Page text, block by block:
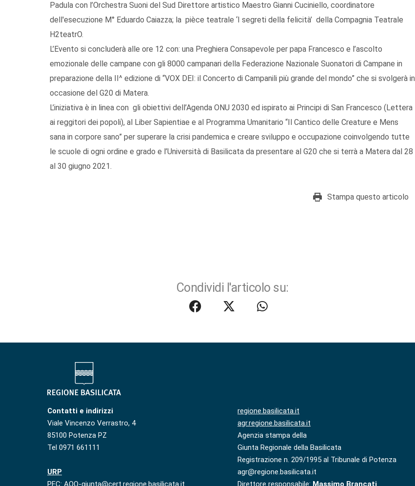
Padula con l’Orchestra Suoni del Sud Direttore artistico Maestro Gianni Cuciniello, coordinatore
dell'esecuzione M° Eduardo Caiazza; la pièce teatrale ‘I segreti della felicità’ della Compagnia Teatrale
H2teatrO.
L’Evento si concluderà alle ore 12 con: una Preghiera Consapevole per papa Francesco e l’ascolto
emozionale delle campane con gli 8000 campanari della Federazione Nazionale Suonatori di Campane in
preparazione della II^ edizione di “VOX DEI: il Concerto di Campanili più grande del mondo” che si svolgerà in
occasione del G20 di Matera.
L’iniziativa è in linea con gli obiettivi dell’Agenda ONU 2030 ed ispirato ai Principi di San Francesco (Lettera
ai reggitori dei popoli), al Liber Sapientiae e al Programma Umanitario “Il Cantico delle Creature e Mens
sana in corpore sano” per superare la crisi pandemica e creare sviluppo e occupazione coinvolgendo tutte
le scuole di ogni ordine e grado e l’Università di Basilicata da presentare al G20 che si terrà a Matera dal 28
al 30 giugno 2021.
Stampa questo articolo
Condividi l'articolo su:
Contatti e indirizzi
Viale Vincenzo Verrastro, 4
85100 Potenza PZ
Tel 0971 661111
URP
PEC: AOO-giunta@cert.regione.basilicata.it
regione.basilicata.it
agr.regione.basilicata.it
Agenzia stampa della
Giunta Regionale della Basilicata
Registrazione n. 209/1995 al Tribunale di Potenza
agr@regione.basilicata.it
Direttore responsabile: Massimo Brancati